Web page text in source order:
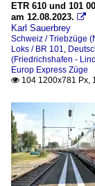
ETR 610 und 101
am 12.08.2023. 
Karl Sauerbrey
Schweiz / Triebzüge
Loks / BR 101,
(Friedrichshafen -
Europ Express Züge
 104 1200x781 Px,